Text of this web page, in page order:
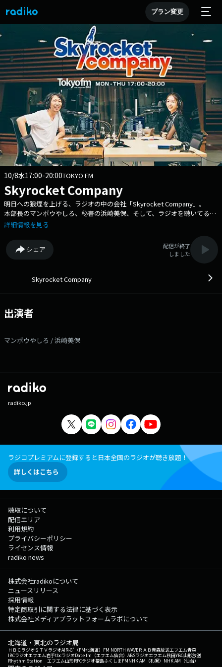
プラン変更
10/8水17:00-20:00TOKYO FM
Skyrocket Company
明日への狼煙を上げる、ラジオの中の会社「Skyrocket Company」。
本部長のマンボウやしろ、秘書の浜崎美保、そして、ラジオを聴いてるあ
なたはリスナー社員！ 働く人はもちろん、老若男女全ての人が参加可能
▽17:25〜 【 交通情報 】 --- ▽17:39〜 【 湖池屋 歌エーーーール！
】 夕方5時台、ちょっと疲れが見えてくる時間。 まだお仕事をがんば
る人も...アフター5を楽しむ人も...音楽でアナタの背中を押させてくださ
乗り切りましょう！ 月曜日から木曜日まで、曜日替わりのテーマであな
▽17:53〜 【 TOKYO FM NEWS 】 --- ▽17:56〜 【 交通情報 】 --
- ▽18:00〜 【 キリン一番搾り あなたにCongratulations! 】 自分の誕
親の結婚記念日、何かを始めた日、周年などなど…あなたが、お祝いした
いことはありませんか？ スカロケから、あなたに Congratulations!の乾
「お金」や「経済」の仕組みなどを学ぶコーナーです。 ▽18:36〜 【
交通情報 】 --- ▽19:05〜 【 スカロケ一番搾り 】 曜日替わりでス
カロケの一番搾りなコーナーをお届けします！ 水曜日は【スカロケ一
番搾り スナックスカロケ～1軒目】 日常の中で起きた「ふとしたこと」
リスナー社員とゆるーく語り合うトークコーナーです。 「スナックスカ
ロケ」では、メッセージを募集しています！日常で感じた「ふとしたこ
クの肴になりそうな話題であれば、何でも大歓迎です。 キリン一番搾り
1ケースのプレゼントも！ 番組Webサイト：
https://www.tfm.co.jp/sky/ メッセージフォーム：
https://www.tfm.co.jp/f/sc/message Xハッシュタグは「#スカロ
詳細情報を見る
シェア
配信が終了
しました
Skyrocket Company
出演者
マンボウやしろ / 浜崎美保
radiko.jp
ラジコプレミアムに登録すると日本全国のラジオが聴き放題！
詳しくはこちら
聴取について
配信エリア
利用規約
プライバシーポリシー
ライセンス情報
radiko news
株式会社radikoについて
ニュースリリース
採用情報
特定商取引に関する法律に基づく表示
株式会社メディアプラットフォームラボについて
北海道・東北のラジオ局
ＨＢＣラジオＳＴＶラジオAIR-G'（FM北海道） FM NORTH WAVEＲＡＢ青森放送エフエム青森
IBCラジオエフエム岩手tbcラジオDate fm（エフエム仙台） ABSラジオエフエム秋田YBC山形放送
Rhythm Station エフエム山形RFCラジオ福島ふくしまFMNHK AM（札幌） NHK AM（仙台）